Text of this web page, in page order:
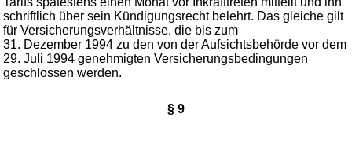
schriftlich über sein Kündigungsrecht belehrt. Das gleiche gilt
für Versicherungsverhältnisse, die bis zum
31. Dezember 1994 zu den von der Aufsichtsbehörde vor dem
29. Juli 1994 genehmigten Versicherungsbedingungen
geschlossen werden.
§ 9